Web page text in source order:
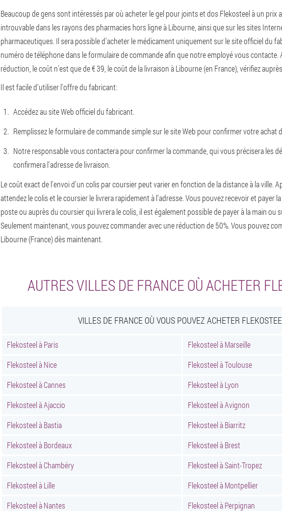
Beaucoup de gens sont intéressés par où acheter le gel pour joints et dos Flekosteel à un prix
introuvable dans les rayons des pharmacies hors ligne à Libourne, ainsi que sur les sites
pharmaceutiques. Il sera possible d'acheter le médicament uniquement sur le site officiel du
numéro de téléphone dans le formulaire de commande afin que notre employé vous contacte.
réduction, le coût n'est que de € 39, le coût de la livraison à Libourne (en France), vérifiez
Il est facile d'utiliser l'offre du fabricant:
Accédez au site Web officiel du fabricant.
Remplissez le formulaire de commande simple sur le site Web pour confirmer votre achat
Notre responsable vous contactera pour confirmer la commande, qui vous précisera les
confirmera l'adresse de livraison.
Le coût exact de l'envoi d'un colis par coursier peut varier en fonction de la distance à la ville.
attendez le colis et le coursier le livrera rapidement à l'adresse. Vous pouvez recevoir et payer
poste ou auprès du coursier qui livrera le colis, il est également possible de payer à la main ou
Seulement maintenant, vous pouvez commander avec une réduction de 50%. Vous pouvez
Libourne (France) dès maintenant.
AUTRES VILLES DE FRANCE OÙ ACHETER
VILLES DE FRANCE OÙ VOUS POUVEZ ACHETER
Flekosteel à Paris
Flekosteel à Marseille
Flekosteel à Nice
Flekosteel à Toulouse
Flekosteel à Cannes
Flekosteel à Lyon
Flekosteel à Ajaccio
Flekosteel à Avignon
Flekosteel à Bastia
Flekosteel à Biarritz
Flekosteel à Bordeaux
Flekosteel à Brest
Flekosteel à Chambéry
Flekosteel à Saint-Tropez
Flekosteel à Lille
Flekosteel à Montpellier
Flekosteel à Nantes
Flekosteel à Perpignan